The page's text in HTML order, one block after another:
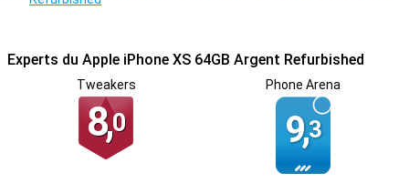
Experts du Apple iPhone XS 64GB Argent Refurbished
Tweakers
8,0
Phone Arena
9,3